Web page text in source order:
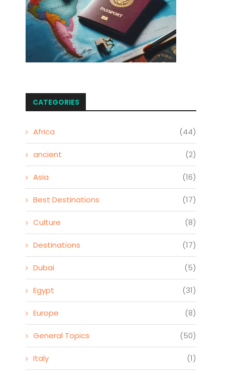
CATEGORIES
Africa (44)
ancient (2)
Asia (16)
Best Destinations (17)
Culture (8)
Destinations (17)
Dubai (5)
Egypt (31)
Europe (8)
General Topics (50)
Italy (1)